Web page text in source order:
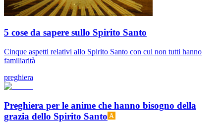
5 cose da sapere sullo Spirito Santo
Cinque aspetti relativi allo Spirito Santo con cui non tutti hanno
familiarità
preghiera
Preghiera per le anime che hanno bisogno della
grazia dello Spirito Santo